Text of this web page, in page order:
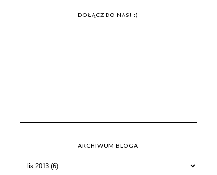
DOŁĄCZ DO NAS! :)
ARCHIWUM BLOGA